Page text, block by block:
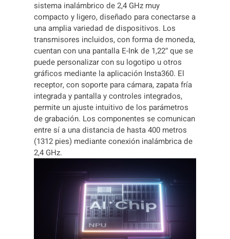
6
0
M
I
C
P
R
O
(
2
T
X
+
1
sistema inalámbrico de 2,4 GHz muy
compacto y ligero, diseñado para conectarse a
una amplia variedad de dispositivos. Los
transmisores incluidos, con forma de moneda,
cuentan con una pantalla E-Ink de 1,22″ que se
puede personalizar con su logotipo u otros
gráficos mediante la aplicación Insta360. El
receptor, con soporte para cámara, zapata fría
integrada y pantalla y controles integrados,
permite un ajuste intuitivo de los parámetros
de grabación. Los componentes se comunican
entre sí a una distancia de hasta 400 metros
(1312 pies) mediante conexión inalámbrica de
2,4 GHz.